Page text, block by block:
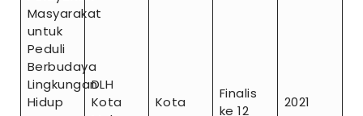
Masyarakat
untuk
Peduli
Berbudaya
Lingkungan
Hidup
DLH
Kota
Kota
Finalis
ke 12
2021